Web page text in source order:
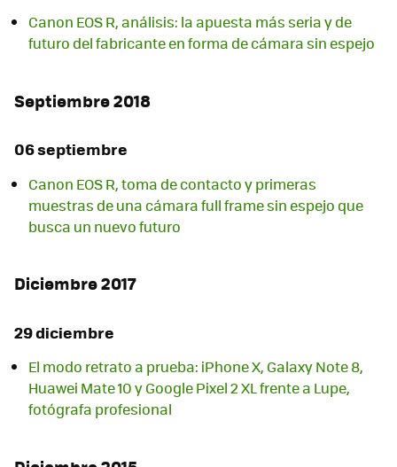
Canon EOS R, análisis: la apuesta más seria y de
futuro del fabricante en forma de cámara sin espejo
Septiembre 2018
06 septiembre
Canon EOS R, toma de contacto y primeras
muestras de una cámara full frame sin espejo que
busca un nuevo futuro
Diciembre 2017
29 diciembre
El modo retrato a prueba: iPhone X, Galaxy Note 8,
Huawei Mate 10 y Google Pixel 2 XL frente a Lupe,
fotógrafa profesional